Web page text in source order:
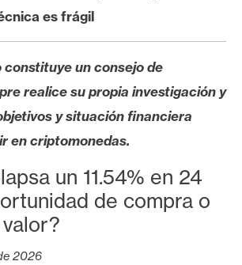
es frágil
constituye un consejo de
realice su propia investigación y
y situación financiera
en criptomonedas.
un 11.54% en 24
de compra o
2026